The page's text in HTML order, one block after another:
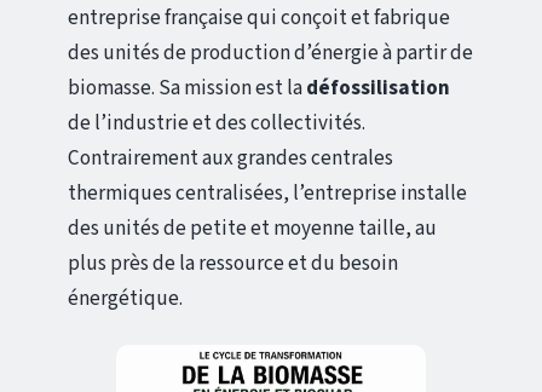
entreprise française qui conçoit et fabrique
des unités de production d’énergie à partir de
biomasse. Sa mission est ladéfossilisation
de l’industrie et des collectivités.
Contrairement aux grandes centrales
thermiques centralisées, l’entreprise installe
des unités de petite et moyenne taille, au
plus près de la ressource et du besoin
énergétique.